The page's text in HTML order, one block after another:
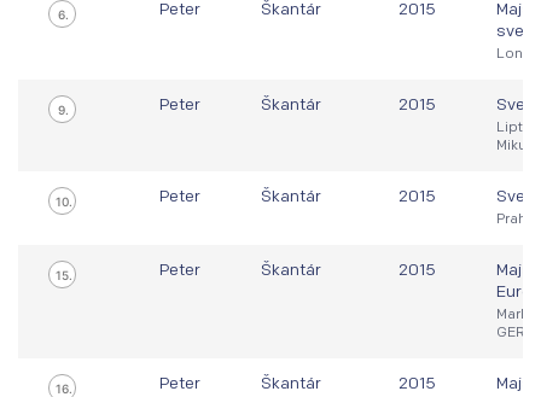
6. Peter Škantár 2015
sveta
9. Peter Škantár 2015
10. Peter Škantár 2015
Praha
15. Peter Škantár 2015
GER
16. Peter Škantár 2015